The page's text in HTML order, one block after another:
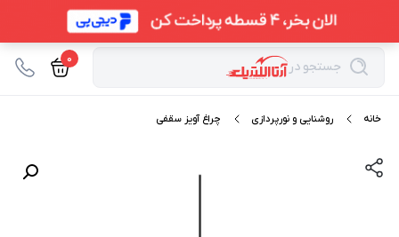
جستجو در 0
خانه روشنایی و نورپردازی چراغ آویز سقفی